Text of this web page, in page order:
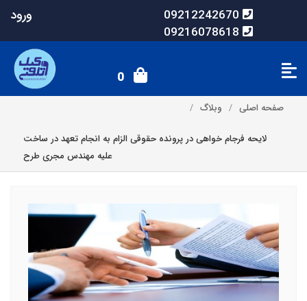
09212242670
09216078618
ورود
0
صفحه اصلی وبلاگ
لایحه فرجام خواهی در پرونده حقوقی الزام به انجام تعهد در ساخت
علیه مهندس مجری طرح